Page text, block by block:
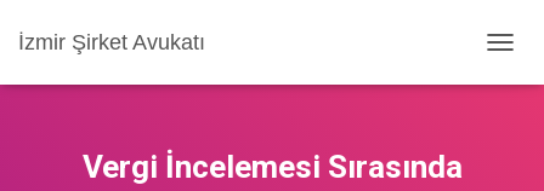
İzmir Şirket Avukatı
E
Vergi İncelemesi Sırasında